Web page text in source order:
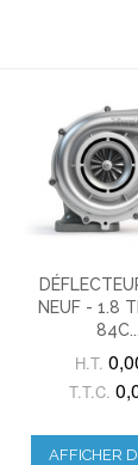
NEUF - 1.8
84C...
H.T.
T.T.C.
AFFICHER